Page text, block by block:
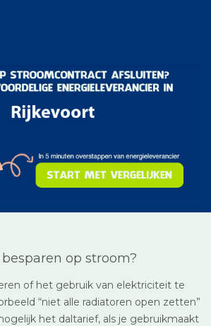
op stroom?
of het gebruik van elektriciteit te
“niet alle radiatoren open zetten”
het daltarief, als je gebruikmaakt